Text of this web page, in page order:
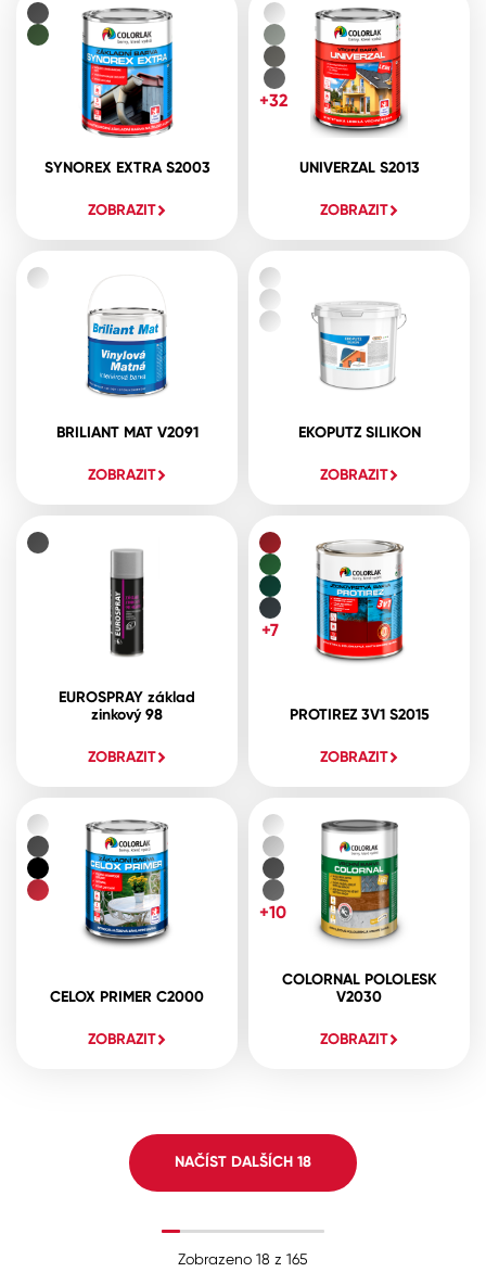
SYNOREX EXTRA S2003
ZOBRAZIT
UNIVERZAL S2013
ZOBRAZIT
+32
BRILIANT MAT V2091
ZOBRAZIT
EKOPUTZ SILIKON
ZOBRAZIT
EUROSPRAY základ
zinkový 98
ZOBRAZIT
PROTIREZ 3V1 S2015
ZOBRAZIT
+7
CELOX PRIMER C2000
ZOBRAZIT
COLORNAL POLOLESK
V2030
ZOBRAZIT
+10
NAČÍST DALŠÍCH 18
Zobrazeno 18 z 165